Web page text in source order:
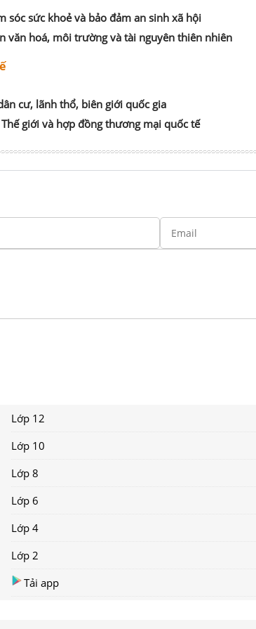
sóc sức khoẻ và bảo đảm an sinh xã hội
văn hoá, môi trường và tài nguyên thiên nhiên
cư, lãnh thổ, biên giới quốc gia
giới và hợp đồng thương mại quốc tế
Lớp 12
Lớp 10
Lớp 8
Lớp 6
Lớp 4
Lớp 2
Tải app